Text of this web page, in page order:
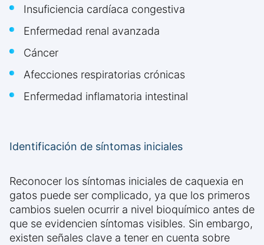
Insuficiencia cardíaca congestiva
Enfermedad renal avanzada
Cáncer
Afecciones respiratorias crónicas
Enfermedad inflamatoria intestinal
Identificación de síntomas iniciales
Reconocer los síntomas iniciales de caquexia en
gatos puede ser complicado, ya que los primeros
cambios suelen ocurrir a nivel bioquímico antes de
que se evidencien síntomas visibles. Sin embargo,
existen señales clave a tener en cuenta sobre